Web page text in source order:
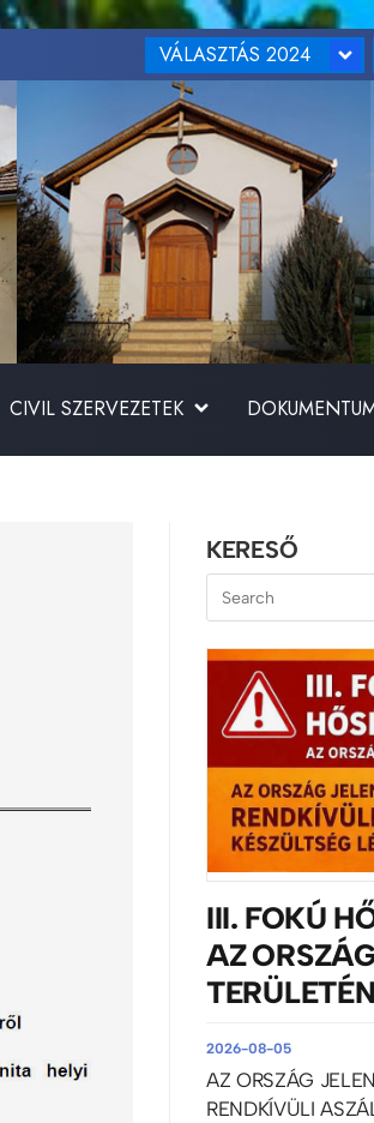
VÁLASZTÁS 2024
CIVIL SZERVEZETEK
KERESŐ
III. FOKÚ
AZ
TERÜLETÉN
2026-08-05
AZ ORSZÁG
RENDKÍVÜLI